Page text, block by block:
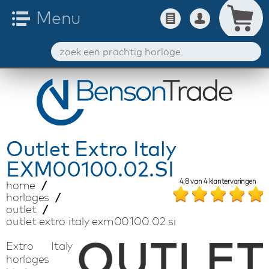
OutletExtro Italy
EXM00100.02.SI
home
horloges
outlet
outlet extro italy exm00100.02.si
4.8van4klantervaringen
Extro Italy
horloges